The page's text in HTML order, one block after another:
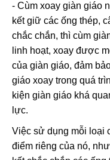
- Cùm xoay giàn giáo
kết giữ các ống thép,
chắc chắn, thì cùm
linh hoạt, xoay được
của giàn giáo, đảm
giáo xoay trong quá
kiện giàn giáo khá
lực.
Việc sử dụng mỗi loại
điểm riêng của nó,